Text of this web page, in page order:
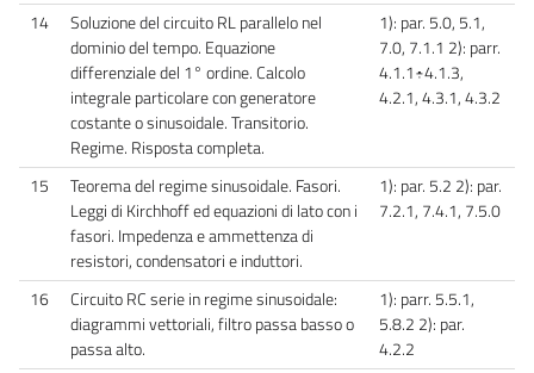
14
Soluzione del circuito RL parallelo nel
dominio del tempo. Equazione
differenziale del 1° ordine. Calcolo
integrale particolare con generatore
costante o sinusoidale. Transitorio.
Regime. Risposta completa.
1): par. 5.0, 5.1,
7.0, 7.1.1 2): parr.
4.1.1÷4.1.3,
4.2.1, 4.3.1, 4.3.2
15
Teorema del regime sinusoidale. Fasori.
Leggi di Kirchhoff ed equazioni di lato con i
fasori. Impedenza e ammettenza di
resistori, condensatori e induttori.
1): par. 5.2 2): par.
7.2.1, 7.4.1, 7.5.0
16
Circuito RC serie in regime sinusoidale:
diagrammi vettoriali, filtro passa basso o
passa alto.
1): parr. 5.5.1,
5.8.2 2): par.
4.2.2